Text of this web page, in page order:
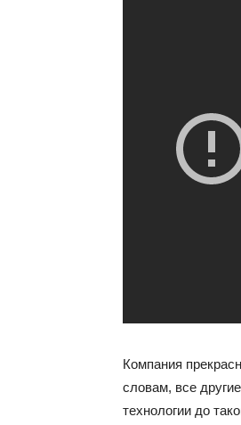
Компания
словам, все
технологии до